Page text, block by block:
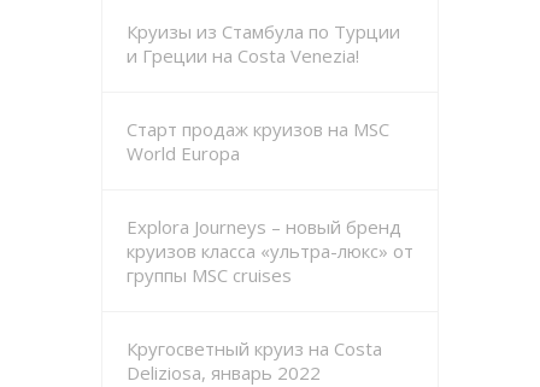
Круизы из Стамбула по Турции
и Греции на Costa Venezia!
Старт продаж круизов на MSC
World Europa
Explora Journeys – новый бренд
круизов класса «ультра-люкс» от
группы MSC cruises
Кругосветный круиз на Costa
Deliziosa, январь 2022